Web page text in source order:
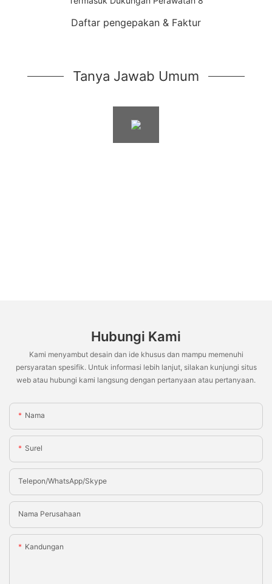
Daftar pengepakan & Faktur
Tanya Jawab Umum
Hubungi Kami
Kami menyambut desain dan ide khusus dan mampu memenuhi
persyaratan spesifik. Untuk informasi lebih lanjut, silakan kunjungi situs
web atau hubungi kami langsung dengan pertanyaan atau pertanyaan.
Nama
Surel
Telepon/WhatsApp/Skype
Nama Perusahaan
Kandungan